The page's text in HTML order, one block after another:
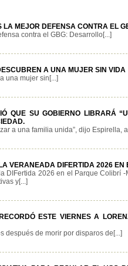
LA MEJOR DEFENSA CONTRA EL
contra el GBG: Desarrollo[...]
A UNA MUJER SIN VIDA
una mujer sin[...]
QUE SU GOBIERNO LIBRARÁ
a una familia unida”, dijo Espirella,
VERANEADA DIFERTIDA 2026 EN
DIFertida 2026 en el Parque Colibrí
y[...]
ESTE VIERNES A
después de morir por disparos de[...]